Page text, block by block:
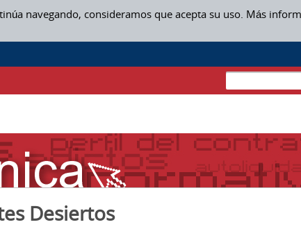
navegando, consideramos que acepta su uso. Más
Desiertos